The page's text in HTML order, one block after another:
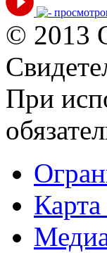
© 2013
При
Карта